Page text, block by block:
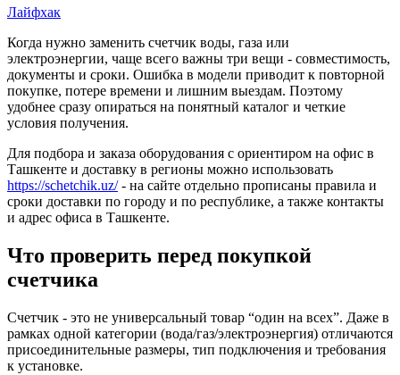
Лайфхак
Когда нужно заменить счетчик воды, газа или
электроэнергии, чаще всего важны три вещи - совместимость,
документы и сроки. Ошибка в модели приводит к повторной
покупке, потере времени и лишним выездам. Поэтому
удобнее сразу опираться на понятный каталог и четкие
условия получения.
Для подбора и заказа оборудования с ориентиром на офис в
Ташкенте и доставку в регионы можно использовать
https://schetchik.uz/- на сайте отдельно прописаны правила и
сроки доставки по городу и по республике, а также контакты
и адрес офиса в Ташкенте.
Что проверить перед покупкой
счетчика
Счетчик - это не универсальный товар “один на всех”. Даже в
рамках одной категории (вода/газ/электроэнергия) отличаются
присоединительные размеры, тип подключения и требования
к установке.